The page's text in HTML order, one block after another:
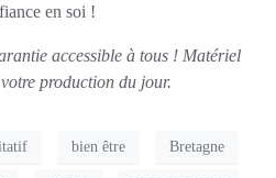
en soi !
accessible à tous ! Matériel
production du jour.
bien être Bretagne